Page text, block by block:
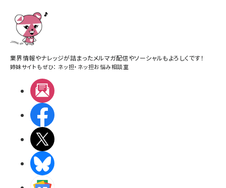
業界情報やナレッジが詰まったメルマガ配信やソーシャルもよろしくです！
姉妹サイトもぜひ： ネッ担・ ネッ担お悩み相談室